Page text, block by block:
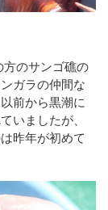
のサンゴ礁の
ガラの仲間な
前から黒潮に
いましたが、
昨年が初めて